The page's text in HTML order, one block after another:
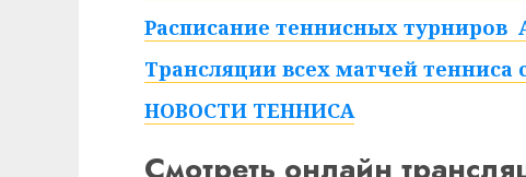
Расписание теннисных турниров
Трансляции всех матчей тенниса
НОВОСТИ ТЕННИСА